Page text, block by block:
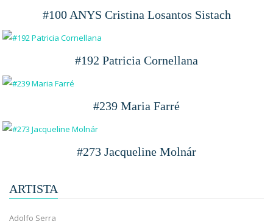
#100 ANYS Cristina Losantos Sistach
#192 Patricia Cornellana
#239 Maria Farré
#273 Jacqueline Molnár
ARTISTA
Adolfo Serra